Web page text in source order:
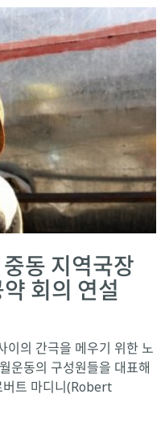
동 지역국장
회의 연설
이의 간극을 메우기 위한 노
운동의 구성원들을 대표해
버트 마디니(Robert